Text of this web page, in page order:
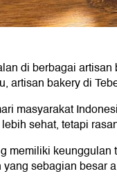
di berbagai
artisan bakery di
masyarakat
sehat, tetapi
memiliki keunggulan
sebagian besar